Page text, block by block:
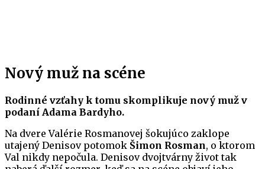
Nový muž na scéne
Rodinné vzťahy k tomu skomplikuje nový muž v
podaní Adama Bardyho.
Na dvere Valérie Rosmanovej šokujúco zaklope
utajený Denisov potomok Šimon Rosman, o ktorom
Val nikdy nepočula. Denisov dvojtvárny život tak